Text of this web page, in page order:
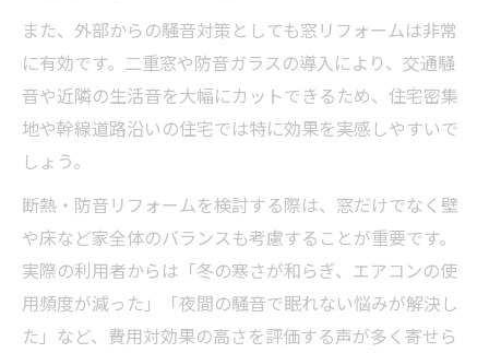
また、外部からの騒音対策としても窓リフォームは非常
に有効です。二重窓や防音ガラスの導入により、交通騒
音や近隣の生活音を大幅にカットできるため、住宅密集
地や幹線道路沿いの住宅では特に効果を実感しやすいで
しょう。
断熱・防音リフォームを検討する際は、窓だけでなく壁
や床など家全体のバランスも考慮することが重要です。
実際の利用者からは「冬の寒さが和らぎ、エアコンの使
用頻度が減った」「夜間の騒音で眠れない悩みが解決し
た」など、費用対効果の高さを評価する声が多く寄せら